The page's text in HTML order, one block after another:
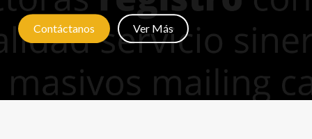
Contáctanos Ver Más